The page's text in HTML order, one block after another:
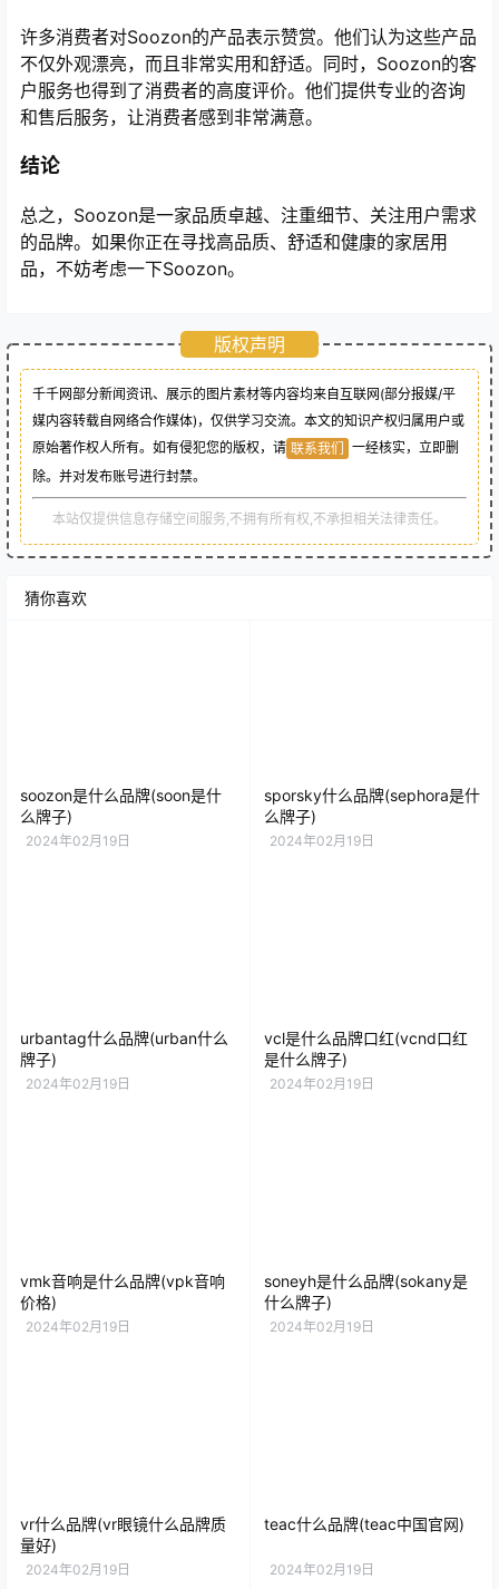
许多消费者对Soozon的产品表示赞赏。他们认为这些产品
不仅外观漂亮，而且非常实用和舒适。同时，Soozon的客
户服务也得到了消费者的高度评价。他们提供专业的咨询
和售后服务，让消费者感到非常满意。
结论
总之，Soozon是一家品质卓越、注重细节、关注用户需求
的品牌。如果你正在寻找高品质、舒适和健康的家居用
品，不妨考虑一下Soozon。
版权声明
千千网部分新闻资讯、展示的图片素材等内容均来自互联网(部分报媒/平
媒内容转载自网络合作媒体)，仅供学习交流。本文的知识产权归属用户或
原始著作权人所有。如有侵犯您的版权，请 联系我们
一经核实，立即删
除。并对发布账号进行封禁。
本站仅提供信息存储空间服务,不拥有所有权,不承担相关法律责任。
猜你喜欢
soozon是什么品牌(soon是什
么牌子)
2024年02月19日
sporsky什么品牌(sephora是什
么牌子)
2024年02月19日
urbantag什么品牌(urban什么
牌子)
2024年02月19日
vcl是什么品牌口红(vcnd口红
是什么牌子)
2024年02月19日
vmk音响是什么品牌(vpk音响
价格)
2024年02月19日
soneyh是什么品牌(sokany是
什么牌子)
2024年02月19日
vr什么品牌(vr眼镜什么品牌质
量好)
2024年02月19日
teac什么品牌(teac中国官网)
2024年02月19日